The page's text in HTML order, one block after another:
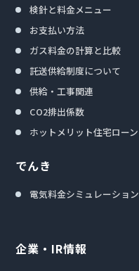
検針と料金メニュー
お支払い方法
ガス料金の計算と比較
託送供給制度について
供給・工事関連
CO2排出係数
ホットメリット住宅ローン
でんき
電気料金シミュレーション
企業・IR情報